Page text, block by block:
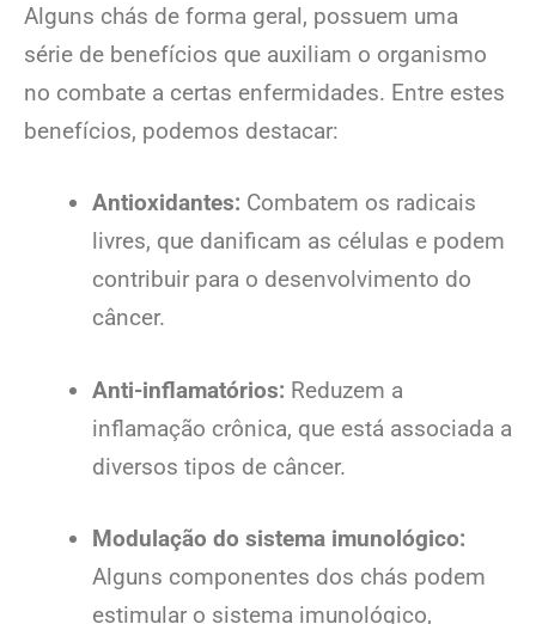
Alguns chás de forma geral, possuem uma
série de benefícios que auxiliam o organismo
no combate a certas enfermidades. Entre estes
benefícios, podemos destacar:
Antioxidantes: Combatem os radicais
livres, que danificam as células e podem
contribuir para o desenvolvimento do
câncer.
Anti-inflamatórios: Reduzem a
inflamação crônica, que está associada a
diversos tipos de câncer.
Modulação do sistema imunológico:
Alguns componentes dos chás podem
estimular o sistema imunológico,